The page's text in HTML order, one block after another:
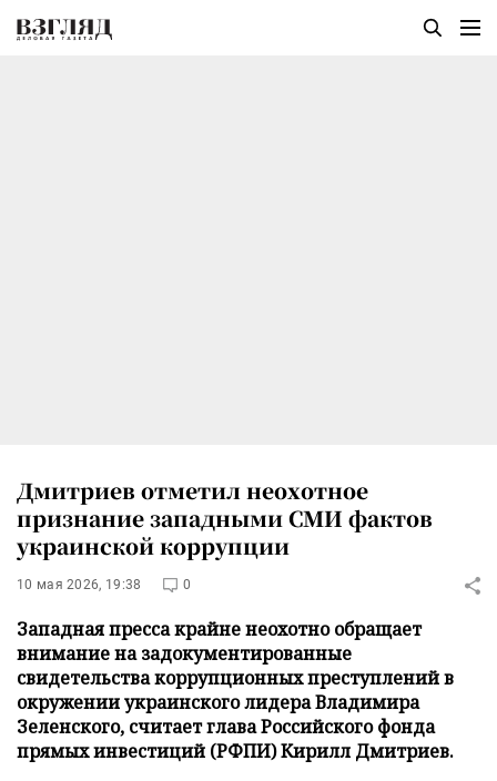
Дмитриев отметил неохотное
признание западными СМИ фактов
украинской коррупции
10 мая 2026, 19:38 0
Западная пресса крайне неохотно обращает
внимание на задокументированные
свидетельства коррупционных преступлений в
окружении украинского лидера Владимира
Зеленского, считает глава Российского фонда
прямых инвестиций (РФПИ) Кирилл Дмитриев.